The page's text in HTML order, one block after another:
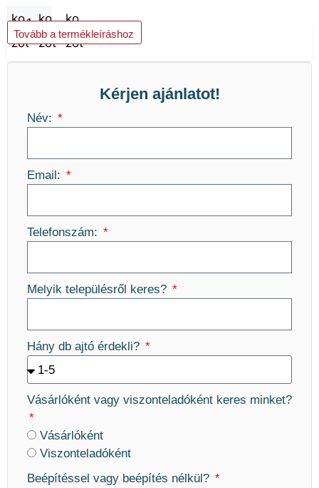
Kosárba teszem
Tovább a termékleíráshoz
Kérjen ajánlatot!
Név:
Email:
Telefonszám:
Melyik településről keres?
Hány db ajtó érdekli?
Vásárlóként vagy viszonteladóként keres minket?
Vásárlóként
Viszonteladóként
Beépítéssel vagy beépítés nélkül?